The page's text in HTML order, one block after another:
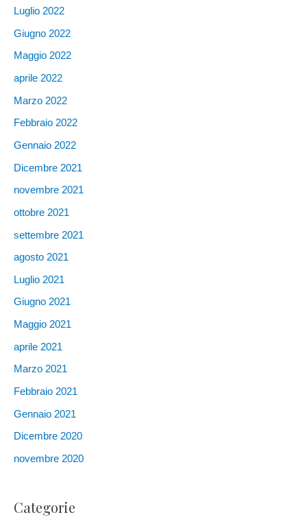
Luglio 2022
Giugno 2022
Maggio 2022
aprile 2022
Marzo 2022
Febbraio 2022
Gennaio 2022
Dicembre 2021
novembre 2021
ottobre 2021
settembre 2021
agosto 2021
Luglio 2021
Giugno 2021
Maggio 2021
aprile 2021
Marzo 2021
Febbraio 2021
Gennaio 2021
Dicembre 2020
novembre 2020
Categorie